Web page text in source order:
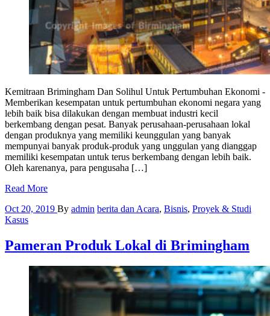
Kemitraan Brimingham Dan Solihul Untuk Pertumbuhan Ekonomi -
Memberikan kesempatan untuk pertumbuhan ekonomi negara yang
lebih baik bisa dilakukan dengan membuat industri kecil
berkembang dengan pesat. Banyak perusahaan-perusahaan lokal
dengan produknya yang memiliki keunggulan yang banyak
mempunyai banyak produk-produk yang unggulan yang dianggap
memiliki kesempatan untuk terus berkembang dengan lebih baik.
Oleh karenanya, para pengusaha […]
Read More
Oct 20, 2019 By admin berita dan Acara, Bisnis, Proyek & Studi
Kasus
Pameran Produk Lokal di Brimingham